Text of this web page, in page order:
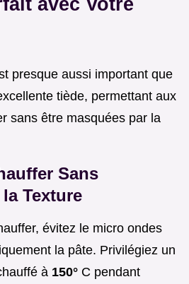
presque aussi important que
tiède, permettant aux
sans être masquées par la
Sans
Texture
évitez le micro ondes
la pâte. Privilégiez un
à 150° C pendant